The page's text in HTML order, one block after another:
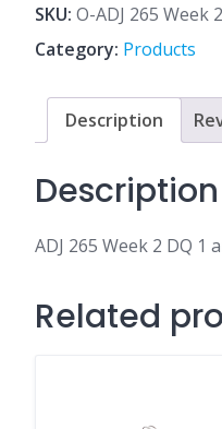
2
DQ
and
2
SKU: O-ADJ 265 Week
Category: Products
Description
Description
ADJ 265 Week 2 DQ 1
Related